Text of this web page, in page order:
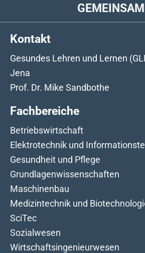
Kontakt
Gesundes Lehren und Lernen
Jena
Prof. Dr. Mike Sandbothe
Fachbereiche
Betriebswirtschaft
Elektrotechnik und
Gesundheit und Pflege
Grundlagenwissenschaften
Maschinenbau
Medizintechnik und
SciTec
Sozialwesen
Wirtschaftsingenieurwesen